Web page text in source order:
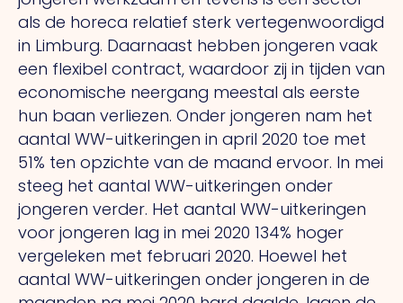
als de horeca relatief sterk vertegenwoordigd
in Limburg. Daarnaast hebben jongeren vaak
een flexibel contract, waardoor zij in tijden van
economische neergang meestal als eerste
hun baan verliezen. Onder jongeren nam het
aantal WW-uitkeringen in april 2020 toe met
51% ten opzichte van de maand ervoor. In mei
steeg het aantal WW-uitkeringen onder
jongeren verder. Het aantal WW-uitkeringen
voor jongeren lag in mei 2020 134% hoger
vergeleken met februari 2020. Hoewel het
aantal WW-uitkeringen onder jongeren in de